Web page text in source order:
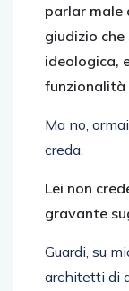
parlar male
giudizio
ideologica,
funzionalità
Ma no,
creda.
Lei non
gravante
Guardi, su
architetti di